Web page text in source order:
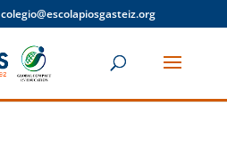
colegio@escolapiosgasteiz.org